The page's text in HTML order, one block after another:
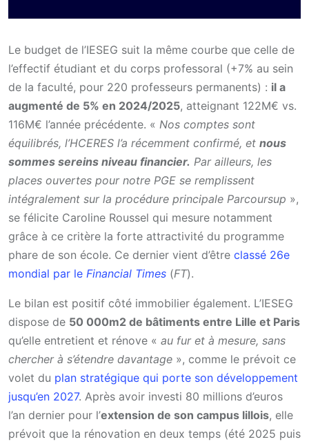
Le budget de l’IESEG suit la même courbe que celle de
l’effectif étudiant et du corps professoral (+7% au sein
de la faculté, pour 220 professeurs permanents) : il a
augmenté de 5% en 2024/2025, atteignant 122M€ vs.
116M€ l’année précédente. « Nos comptes sont
équilibrés, l’HCERES l’a récemment confirmé, et nous
sommes sereins niveau financier. Par ailleurs, les
places ouvertes pour notre PGE se remplissent
intégralement sur la procédure principale Parcoursup »,
se félicite Caroline Roussel qui mesure notamment
grâce à ce critère la forte attractivité du programme
phare de son école. Ce dernier vient d’être classé 26e
mondial par le Financial Times (FT).
Le bilan est positif côté immobilier également. L’IESEG
dispose de 50 000m2 de bâtiments entre Lille et Paris
qu’elle entretient et rénove « au fur et à mesure, sans
chercher à s’étendre davantage », comme le prévoit ce
volet du plan stratégique qui porte son développement
jusqu’en 2027. Après avoir investi 80 millions d’euros
l’an dernier pour l’extension de son campus lillois, elle
prévoit que la rénovation en deux temps (été 2025 puis